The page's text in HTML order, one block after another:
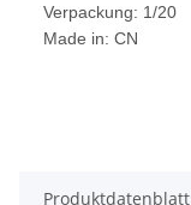
Verpackung: 1/20
Made in: CN
Produktdatenblatt